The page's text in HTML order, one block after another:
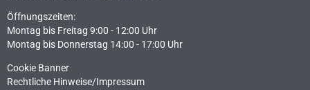
Öffnungszeiten:
Montag bis Freitag 9:00 - 12:00 Uhr
Montag bis Donnerstag 14:00 - 17:00 Uhr
Cookie Banner
Rechtliche Hinweise​/Impressum